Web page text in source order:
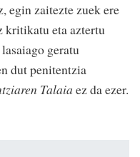
egin zaitezte zuek ere
kritikatu eta aztertu
geratu
dut penitentzia
Talaia ez da ezer.